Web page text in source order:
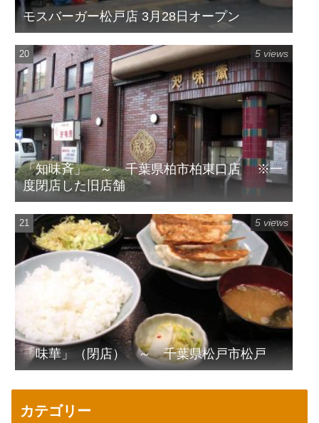
モスバーガー松戸店 3月28日オープン
「知味斉」 ～ 千葉県柏市柏東口店 ※一
度閉店した旧店舗
5 views
「味華」（閉店） ～ 千葉県松戸市松戸
5 views
カテゴリー